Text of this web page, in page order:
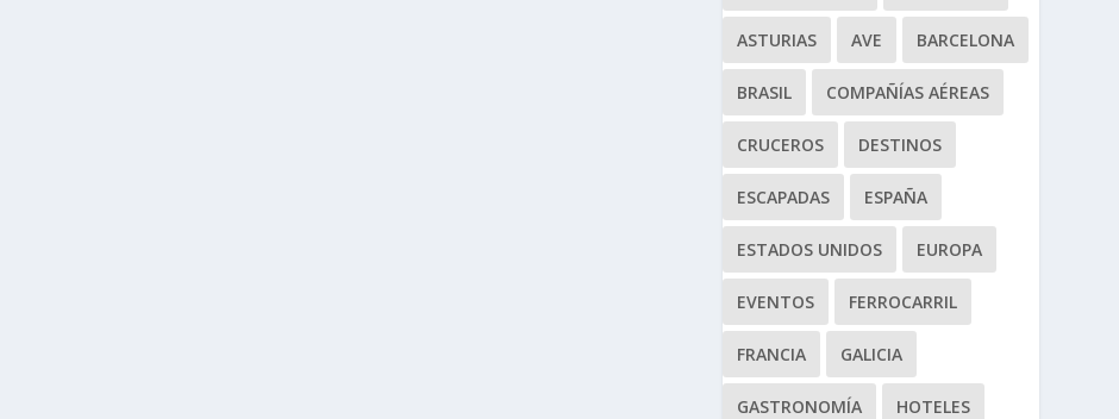
ASTURIAS AVE BARCELONA
BRASIL COMPAÑÍAS AÉREAS
CRUCEROS DESTINOS
ESCAPADAS ESPAÑA
ESTADOS UNIDOS EUROPA
EVENTOS FERROCARRIL
FRANCIA GALICIA
GASTRONOMÍA HOTELES